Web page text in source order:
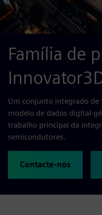
Família de
Um conjunto integrado
modelo de dados digital-
trabalho principal da
semicondutores.
Contacte-nos